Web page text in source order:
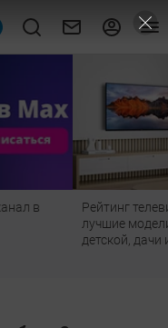
телевизоров 2026:
модели для гостиной,
дачи и кухни